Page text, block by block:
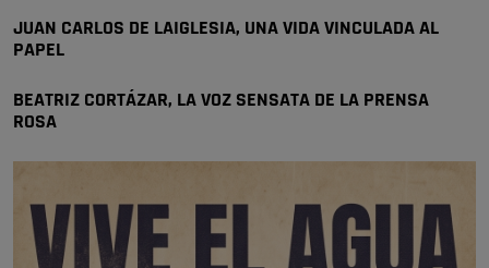
se va porke no tiene piscina 🤪🤪🤪
🔴 EXCLUSIVA | El comisario de la …
JUAN CARLOS DE LAIGLESIA, UNA VIDA VINCULADA AL
PAPEL
BEATRIZ CORTÁZAR, LA VOZ SENSATA DE LA PRENSA
ROSA